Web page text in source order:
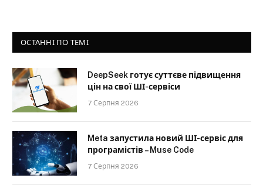
ОСТАННІ ПО ТЕМІ
DeepSeek готує суттєве підвищення
цін на свої ШІ-сервіси
7 Серпня 2026
Meta запустила новий ШІ-сервіс для
програмістів – Muse Code
7 Серпня 2026